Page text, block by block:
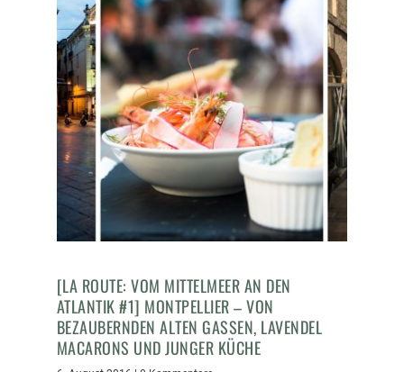
[LA ROUTE: VOM MITTELMEER AN DEN
ATLANTIK #1] MONTPELLIER – VON
BEZAUBERNDEN ALTEN GASSEN, LAVENDEL
MACARONS UND JUNGER KÜCHE